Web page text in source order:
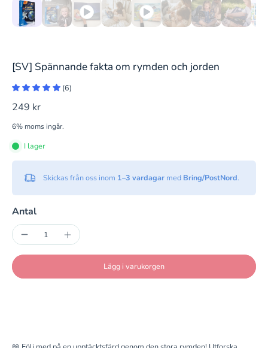
[SV] Spännande fakta om rymden och jorden
(6)
249 kr
6% moms ingår.
I lager
Skickas från oss inom 1–3 vardagar med Bring/PostNord.
Antal
Lägg i varukorgen